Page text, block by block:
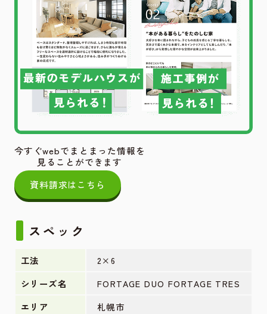
今すぐwebでまとまった情報を
見ることができます
資料請求はこちら
スペック
工法
2×6
シリーズ名
FORTAGE DUO FORTAGE TRES
エリア
札幌市